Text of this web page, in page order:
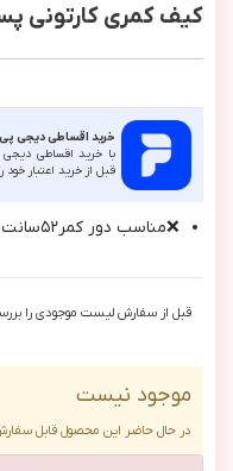
کیف کمری کارتونی
خرید اقساطی دیجی پی
با خرید اقساطی دیجی
قبل از خرید اعتبار خود
❌مناسب دور كمر٥٢سانت تااااا ٨٠سانت❌
قبل از سفارش لیست موجودی را
موجود نیست
در حال حاضر این محصول قابل